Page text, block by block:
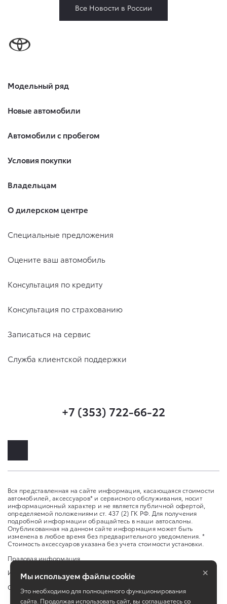
Все Новости в России
Модельный ряд
Новые автомобили
Автомобили с пробегом
Условия покупки
Владельцам
О дилерском центре
Специальные предложения
Оцените ваш автомобиль
Консультация по кредиту
Консультация по страхованию
Записаться на сервис
Служба клиентской поддержки
+7 (353) 722-66-22
Вся представленная на сайте информация, касающаяся стоимости
автомобилей, аксессуаров* и сервисного обслуживания, носит
информационный характер и не является публичной офертой,
определяемой положениями ст. 437 (2) ГК РФ. Для получения
подробной информации обращайтесь в наши автосалоны.
Опубликованная на данном сайте информация может быть
изменена в любое время без предварительного уведомления. *
Стоимость аксессуаров указана без учета стоимости установки.
Правовая информация
Изменить настройку cookies
Сбросить cookie
Мы используем файлы cookie
Это необходимо для полноценного функционирования
сайта. Продолжая использовать сайт, вы соглашаетесь со
×